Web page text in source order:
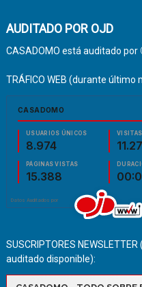
AUDITADO POR OJD
CASADOMO está auditado por
TRÁFICO WEB (durante último
SUSCRIPTORES
auditado disponible):